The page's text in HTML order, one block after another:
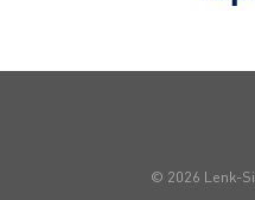
© 2026 Lenk-